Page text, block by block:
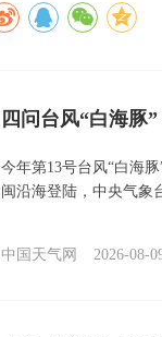
四问台风“白海豚
今年第13号台风“白海
闽沿海登陆，中央气象
中国天气网 2026-08-